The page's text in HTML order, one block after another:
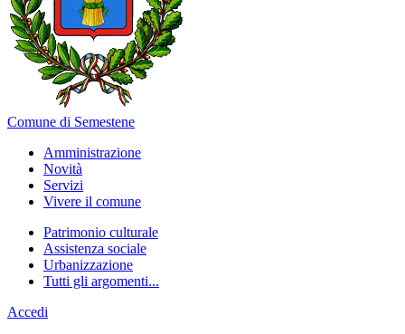
Comune di Semestene
Amministrazione
Novità
Servizi
Vivere il comune
Patrimonio culturale
Assistenza sociale
Urbanizzazione
Tutti gli argomenti...
Accedi